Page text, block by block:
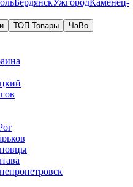
ТОП Товары
ЧаВо